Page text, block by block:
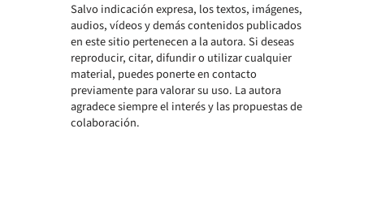
Salvo indicación expresa, los textos, imágenes,
audios, vídeos y demás contenidos publicados
en este sitio pertenecen a la autora. Si deseas
reproducir, citar, difundir o utilizar cualquier
material, puedes ponerte en contacto
previamente para valorar su uso. La autora
agradece siempre el interés y las propuestas de
colaboración.